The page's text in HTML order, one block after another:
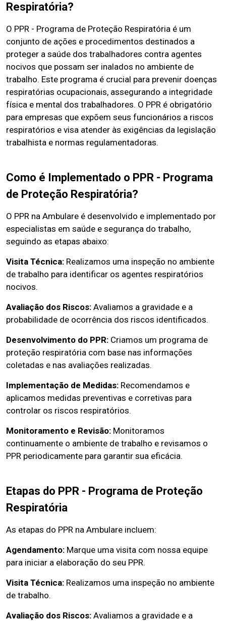
Respiratória?
O PPR - Programa de Proteção Respiratória é um
conjunto de ações e procedimentos destinados a
proteger a saúde dos trabalhadores contra agentes
nocivos que possam ser inalados no ambiente de
trabalho. Este programa é crucial para prevenir doenças
respiratórias ocupacionais, assegurando a integridade
física e mental dos trabalhadores. O PPR é obrigatório
para empresas que expõem seus funcionários a riscos
respiratórios e visa atender às exigências da legislação
trabalhista e normas regulamentadoras.
Como é Implementado o PPR - Programa
de Proteção Respiratória?
O PPR na Ambulare é desenvolvido e implementado por
especialistas em saúde e segurança do trabalho,
seguindo as etapas abaixo:
Visita Técnica: Realizamos uma inspeção no ambiente
de trabalho para identificar os agentes respiratórios
nocivos.
Avaliação dos Riscos: Avaliamos a gravidade e a
probabilidade de ocorrência dos riscos identificados.
Desenvolvimento do PPR: Criamos um programa de
proteção respiratória com base nas informações
coletadas e nas avaliações realizadas.
Implementação de Medidas: Recomendamos e
aplicamos medidas preventivas e corretivas para
controlar os riscos respiratórios.
Monitoramento e Revisão: Monitoramos
continuamente o ambiente de trabalho e revisamos o
PPR periodicamente para garantir sua eficácia.
Etapas do PPR - Programa de Proteção
Respiratória
As etapas do PPR na Ambulare incluem:
Agendamento: Marque uma visita com nossa equipe
para iniciar a elaboração do seu PPR.
Visita Técnica: Realizamos uma inspeção no ambiente
de trabalho.
Avaliação dos Riscos: Avaliamos a gravidade e a